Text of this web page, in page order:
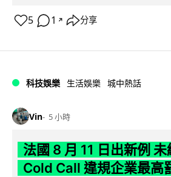
5 1 ↗ 分享
科技娛樂 生活娛樂 城中熱話
Vin 5 小時
法國 8 月 11 日出新例
Cold Call 違規企業最高